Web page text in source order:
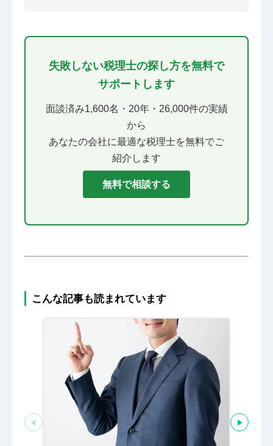
失敗しない税理士の探し方を無料で
サポートします
面談済み1,600名・20年・26,000件の実績
から
あなたの会社に最適な税理士を無料でご
紹介します
無料で相談する
こんな記事も読まれています
◀ ▶